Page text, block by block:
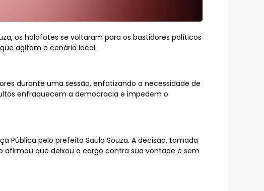
os holofotes se voltaram para os bastidores políticos
agitam o cenário local.
durante uma sessão, enfatizando a necessidade de
enfraquecem a democracia e impedem o
Pública pelo prefeito Saulo Souza. A decisão, tomada
que deixou o cargo contra sua vontade e sem